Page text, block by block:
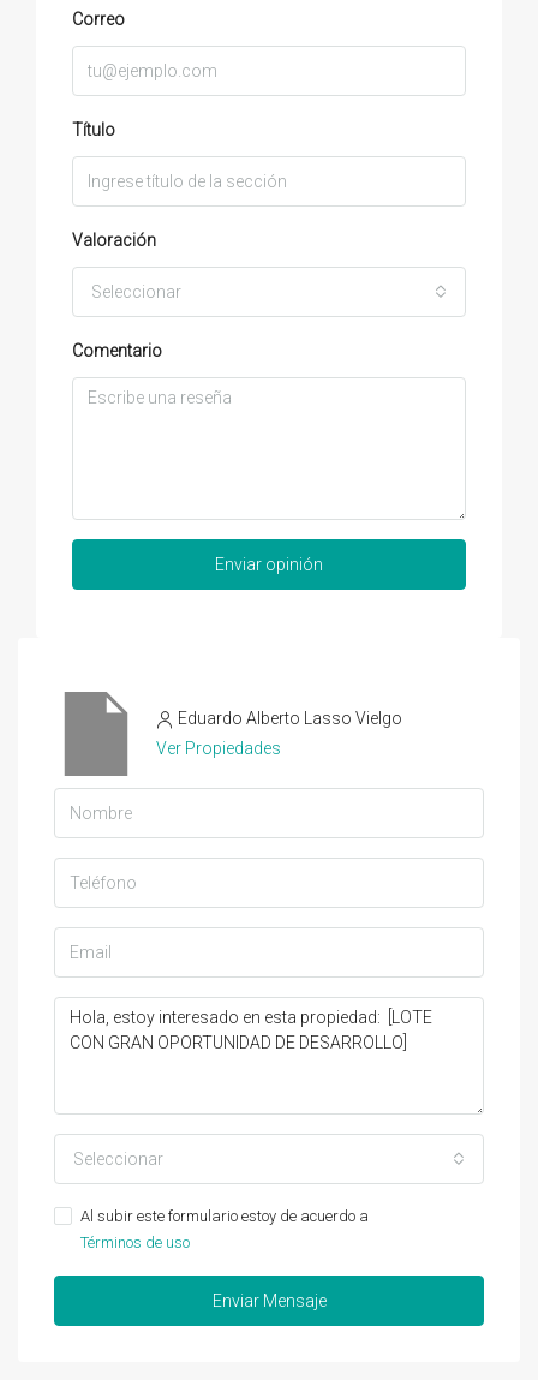
Correo
Título
Valoración
Seleccionar
Comentario
Enviar opinión
Eduardo Alberto Lasso Vielgo
Ver Propiedades
Seleccionar
Al subir este formulario estoy de acuerdo a
Términos de uso
Enviar Mensaje